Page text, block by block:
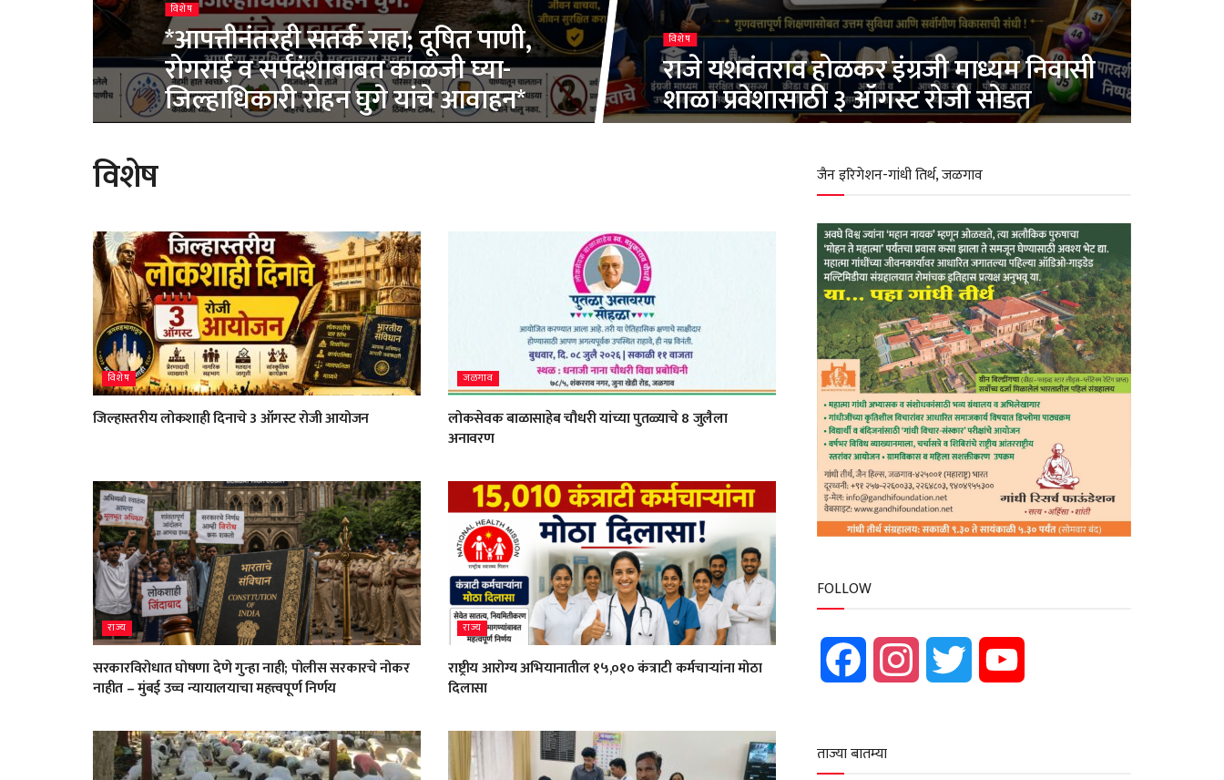
विशेष
*आपत्तीनंतरही सतर्क राहा; दूषित पाणी,
रोगराई व सर्पदंशाबाबत काळजी घ्या-
जिल्हाधिकारी रोहन घुगे यांचे आवाहन*
विशेष
राजे यशवंतराव होळकर इंग्रजी माध्यम निवासी
शाळा प्रवेशासाठी ३ ऑगस्ट रोजी सोडत
विशेष
विशेष
जिल्हास्तरीय लोकशाही दिनाचे 3 ऑगस्ट रोजी आयोजन
जळगाव
लोकसेवक बाळासाहेब चौधरी यांच्या पुतळ्याचे 8 जुलैला
अनावरण
राज्य
सरकारविरोधात घोषणा देणे गुन्हा नाही; पोलीस सरकारचे नोकर
नाहीत – मुंबई उच्च न्यायालयाचा महत्त्वपूर्ण निर्णय
राज्य
राष्ट्रीय आरोग्य अभियानातील १५,०१० कंत्राटी कर्मचाऱ्यांना मोठा
दिलासा
जैन इरिगेशन-गांधी तिर्थ, जळगाव
FOLLOW
Facebook Instagram Twitter
ताज्या बातम्या